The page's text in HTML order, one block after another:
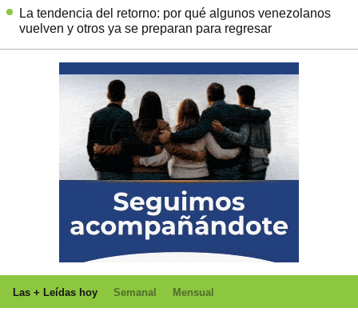
La tendencia del retorno: por qué algunos venezolanos
vuelven y otros ya se preparan para regresar
Las + Leídas hoy Semanal Mensual